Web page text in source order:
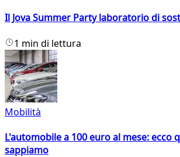
Il Jova Summer Party laboratorio di
1 min di lettura
Mobilità
L'automobile a 100 euro al mese: ecco
sappiamo